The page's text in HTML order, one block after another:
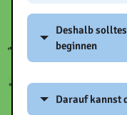
Deshalb
beginnen
gefallen. Auch
Darauf kannst